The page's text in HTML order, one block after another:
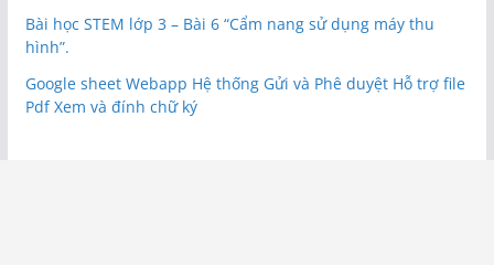
Bài học STEM lớp 3 – Bài 6 “Cẩm nang sử dụng máy thu
hình”.
Google sheet Webapp Hệ thống Gửi và Phê duyệt Hỗ trợ file
Pdf Xem và đính chữ ký